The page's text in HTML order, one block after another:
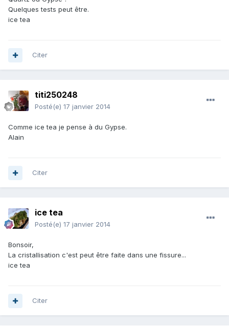
Quelques tests peut être.
ice tea
Citer
titi250248
Posté(e) 17 janvier 2014
Comme ice tea je pense à du Gypse.
Alain
Citer
ice tea
Posté(e) 17 janvier 2014
Bonsoir,
La cristallisation c'est peut être faite dans une fissure...
ice tea
Citer